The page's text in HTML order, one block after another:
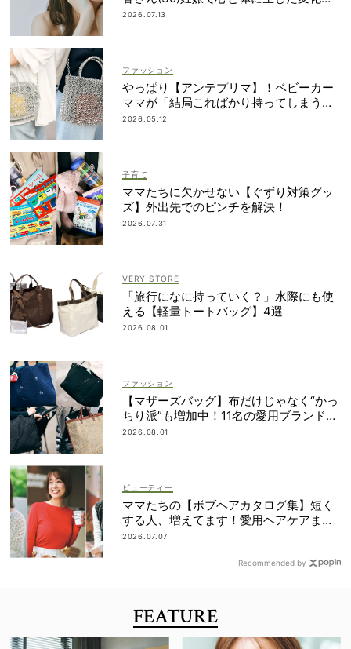
「愛しいです」
2026.07.13
ファッション
やっぱり【アンテプリマ】！ベビーカー
ママが「結局こればかり持ってしまう」
納得の理由
2026.05.12
子育て
ママたちに欠かせない【ぐずり対策グッ
ズ】外出先でのピンチを解決！
2026.07.31
VERY STORE
「旅行になに持っていく？」水際にも使
える【軽量トートバッグ】4選
2026.08.01
ファッション
【マザーズバッグ】布だけじゃなく“かっ
ちり派”も増加中！11名の愛用ブランド
は？
2026.08.01
ビューティー
ママたちの【ボブヘアカタログ集】短く
する人、増えてます！愛用ヘアケアまで
全部見せ
2026.07.07
Recommended by
FEATURE